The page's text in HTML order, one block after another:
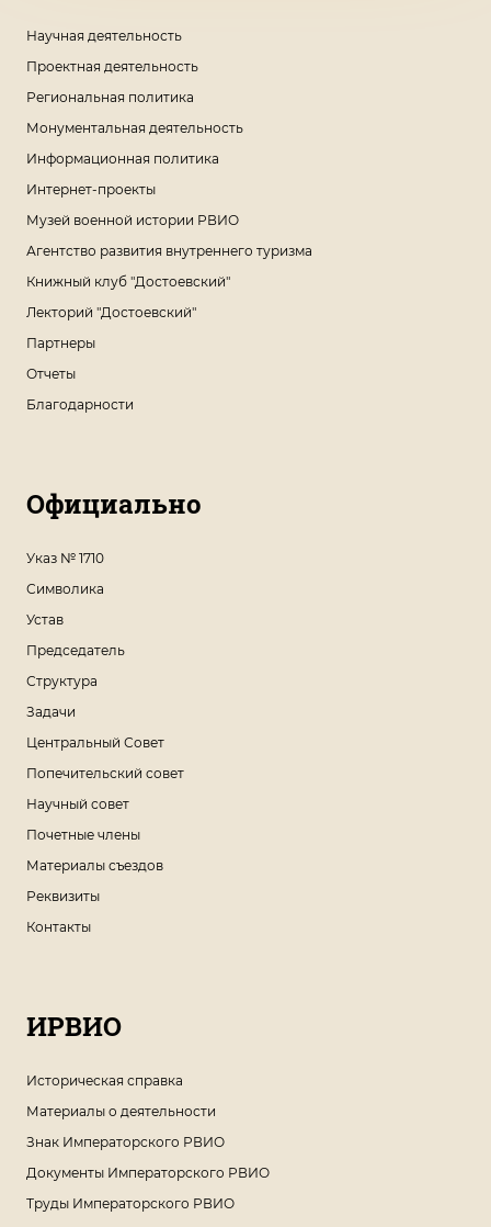
Научная деятельность
Проектная деятельность
Региональная политика
Монументальная деятельность
Информационная политика
Интернет-проекты
Музей военной истории РВИО
Агентство развития внутреннего туризма
Книжный клуб "Достоевский"
Лекторий "Достоевский"
Партнеры
Отчеты
Благодарности
Официально
Указ № 1710
Символика
Устав
Председатель
Структура
Задачи
Центральный Совет
Попечительский совет
Научный совет
Почетные члены
Материалы съездов
Реквизиты
Контакты
ИРВИО
Историческая справка
Материалы о деятельности
Знак Императорского РВИО
Документы Императорского РВИО
Труды Императорского РВИО